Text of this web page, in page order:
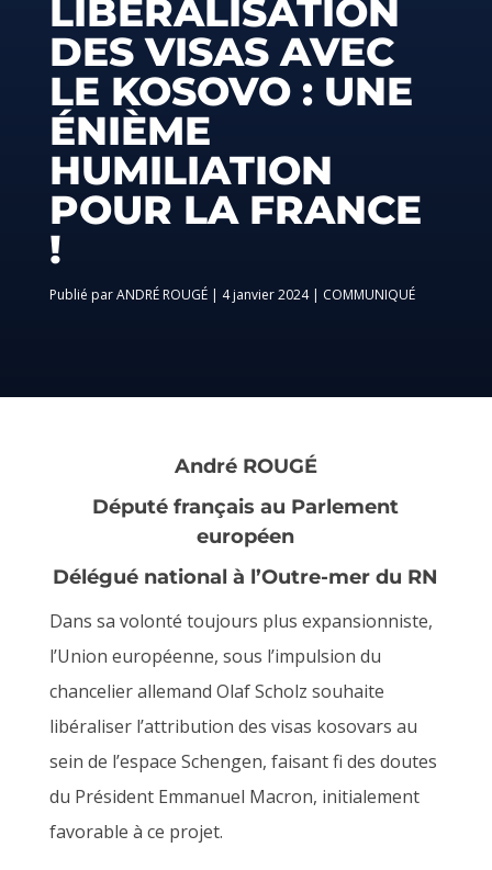
LIBÉRALISATION
DES VISAS AVEC
LE KOSOVO : UNE
ÉNIÈME
HUMILIATION
POUR LA FRANCE
!
parANDRÉ ROUGÉ| 4 janvier 2024| COMMUNIQUÉ
André ROUGÉ
Député français au Parlement
européen
Délégué national à l’Outre-mer du RN
Dans sa volonté toujours plus expansionniste,
l’Union européenne, sous l’impulsion du
chancelier allemand Olaf Scholz souhaite
libéraliser l’attribution des visas kosovars au
sein de l’espace Schengen, faisant fi des doutes
du Président Emmanuel Macron, initialement
favorable à ce projet.